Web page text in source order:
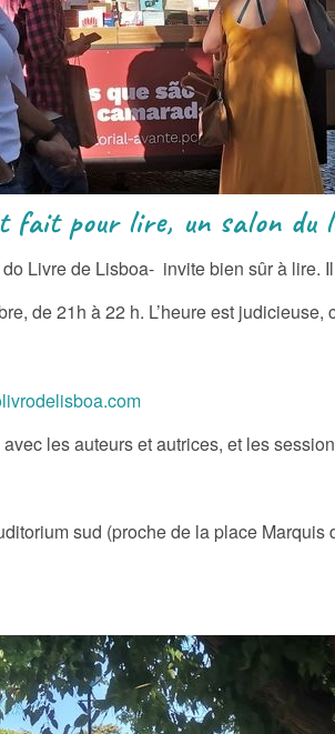
salon du
Livre de Lisboa- invite bien sûr à lire.
de 21h à 22 h. L’heure est
les auteurs et autrices, et les
sud (proche de la place